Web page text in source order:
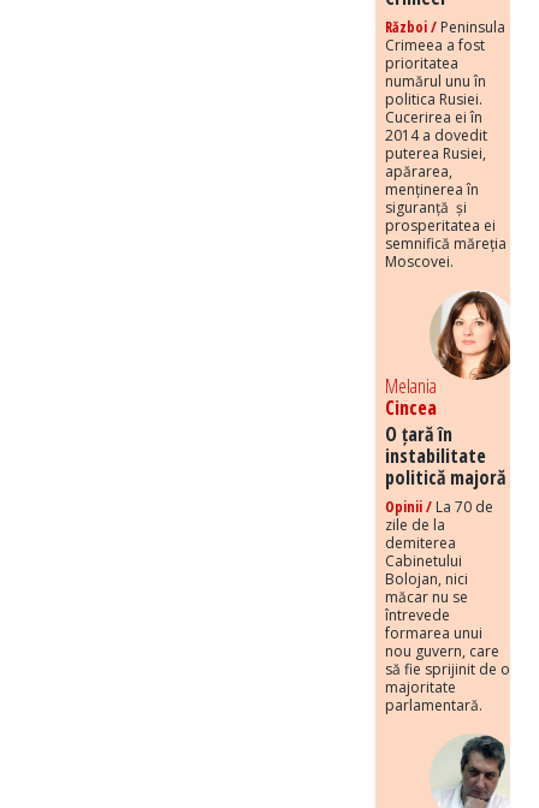
Război / Peninsula
Crimeea a fost
prioritatea
numărul unu în
politica Rusiei.
Cucerirea ei în
2014 a dovedit
puterea Rusiei,
apărarea,
menținerea în
siguranță și
prosperitatea ei
semnifică măreția
Moscovei.
Melania
Cincea
O țară în
instabilitate
politică majoră
Opinii / La 70 de
zile de la
demiterea
Cabinetului
Bolojan, nici
măcar nu se
întrevede
formarea unui
nou guvern, care
să fie sprijinit de o
majoritate
parlamentară.